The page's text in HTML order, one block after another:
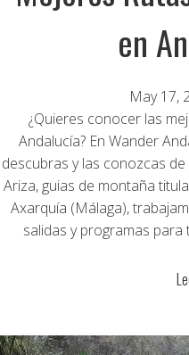
en
May 17,
¿Quieres conocer las
Andalucía? En Wander
descubras y las conozcas
Ariza, guias de montaña
Axarquía (Málaga),
salidas y programas